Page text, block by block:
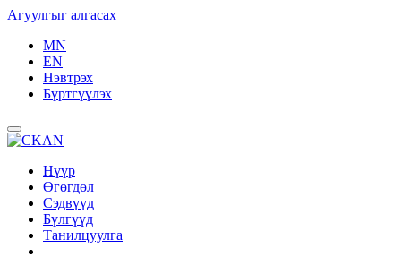
Агуулгыг алгасах
MN
EN
Нэвтрэх
Бүртгүүлэх
Нүүр
Өгөгдөл
Сэдвүүд
Бүлгүүд
Танилцуулга